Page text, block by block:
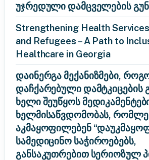
უჯრედული დამცველების
Strengthening Health
and Refugees – A Path to
Healthcare in Georgia
დაინერგა მექანიზმები,
დაჩქარებული დამტკიცების
ხელი შეუწყოს
ხელმისაწვდომობას,
აკმაყოფილებენ
სამედიცინო საჭიროებებს,
განსაკუთრებით სერიოზულ